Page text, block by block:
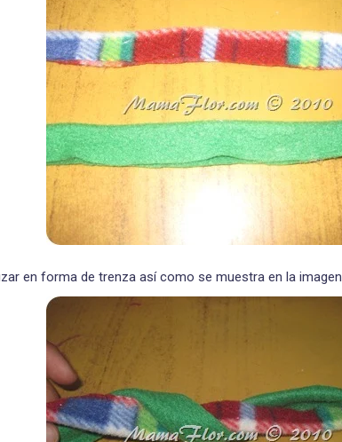
en forma de trenza así como se muestra en la imagen.